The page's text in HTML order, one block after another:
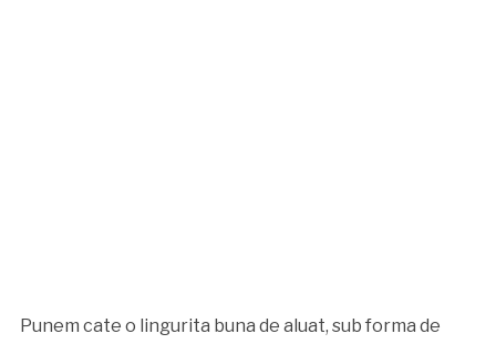
Punem cate o lingurita buna de aluat, sub forma de